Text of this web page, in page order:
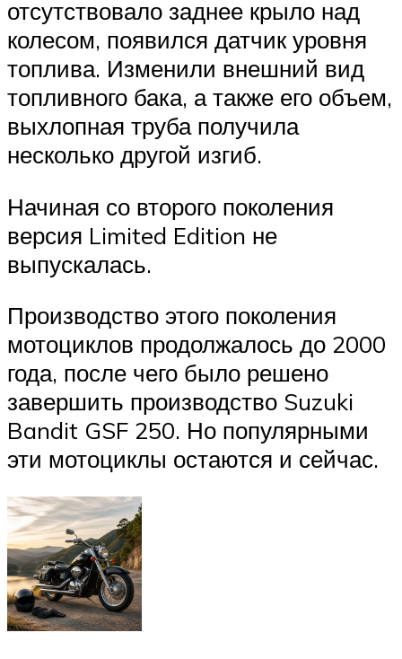
отсутствовало заднее крыло над
колесом, появился датчик уровня
топлива. Изменили внешний вид
топливного бака, а также его объем,
выхлопная труба получила
несколько другой изгиб.
Начиная со второго поколения
версия Limited Edition не
выпускалась.
Производство этого поколения
мотоциклов продолжалось до 2000
года, после чего было решено
завершить производство Suzuki
Bandit GSF 250. Но популярными
эти мотоциклы остаются и сейчас.